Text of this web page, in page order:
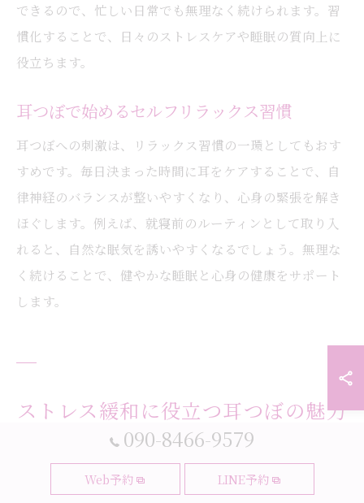
できるので、忙しい日常でも無理なく続けられます。習
慣化することで、日々のストレスケアや睡眠の質向上に
役立ちます。
耳つぼで始めるセルフリラックス習慣
耳つぼへの刺激は、リラックス習慣の一環としてもおす
すめです。毎日決まった時間に耳をケアすることで、自
律神経のバランスが整いやすくなり、心身の緊張を解き
ほぐします。例えば、就寝前のルーティンとして取り入
れると、自然な眠気を誘いやすくなるでしょう。無理な
く続けることで、健やかな睡眠と心身の健康をサポート
します。
ストレス緩和に役立つ耳つぼの魅力
耳つぼでストレスを和らげる理由
耳つぼは、ストレスによる自律神経の乱れを整える自然
090-8466-9579
Web予約 LINE予約